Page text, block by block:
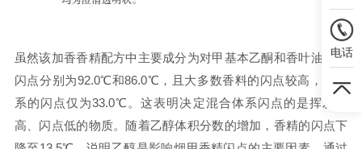
虽然该加香香精配方中主要成分为对甲基本乙酮和香叶油，其
闪点分别为92.0℃和86.0℃，且大多数香料的闪点较高，但体
系的闪点仅为33.0℃。这表明决定混合体系闪点的是挥发性
高、闪点低的物质。随着乙醇体积分数的增加，香精的闪点下
电话